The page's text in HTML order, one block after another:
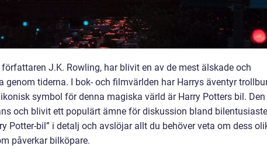
J.K. Rowling, har blivit en av de mest älskade och
genom tiderna. I bok- och filmvärlden har Harrys äventyr
symbol för denna magiska värld är Harry Potters bil.
och blivit ett populärt ämne för diskussion bland
Potter-bil” i detalj och avslöjar allt du behöver veta om dess
påverkar bilköpare.